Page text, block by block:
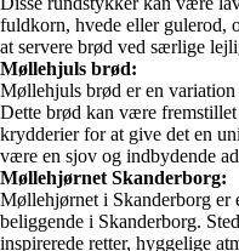
fuldkorn, hvede eller gulerod,
at servere brød ved særlige
Møllehjuls brød:
Møllehjuls brød er en
Dette brød kan være
krydderier for at give det en
være en sjov og indbydende
Møllehjørnet Skanderborg:
Møllehjørnet i Skanderborg er
beliggende i Skanderborg.
inspirerede retter, hyggelige